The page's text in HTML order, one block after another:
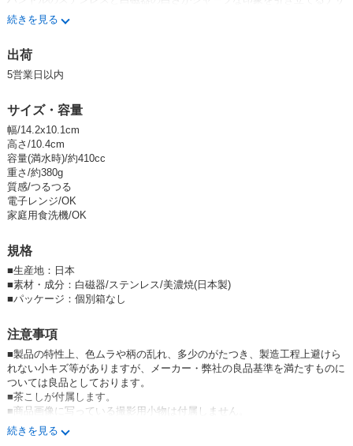
イン。
一味違った急須でおもてなし、なんてのはどうでしょうか。
※ハンドルは取り外し可能です。
※形状の特性上、フタが若干ガタつく場合がございます。
★「obi」シリーズの他の商品はこちら / Series Item
★新着順一覧表示はこちら / New Item
★人気順一覧表示はこちら / View Popularity
続きを見る
出荷
5営業日以内
サイズ・容量
幅/14.2x10.1cm
高さ/10.4cm
容量(満水時)/約410cc
重さ/約380g
質感/つるつる
電子レンジ/OK
家庭用食洗機/OK
規格
■生産地：日本
■素材・成分：白磁器/ステンレス/美濃焼(日本製)
■パッケージ：個別箱なし
注意事項
■製品の特性上、色ムラや柄の乱れ、多少のがたつき、製造工程上避けら
れない小キズ等がありますが、メーカー・弊社の良品基準を満たすものに
ついては良品としております。
■茶こしが付属します。
■商品画像に写っている撮影用小物は付属しません。
■表示の容量はほど良い使用量（約8割）を目安として記載しています。
／2024/02ツルのデザインが変更となりました。移行期間中は新旧混在す
続きを見る